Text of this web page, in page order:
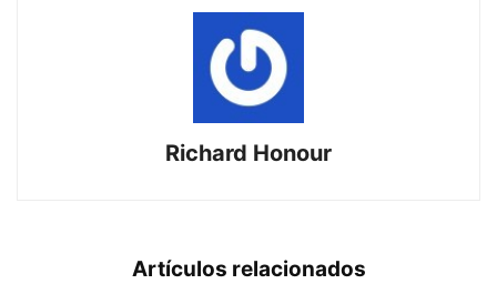
Richard Honour
Artículos relacionados